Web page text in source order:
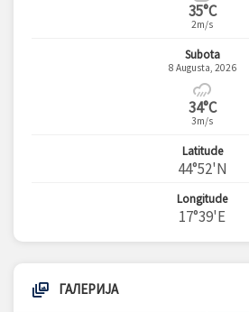
35°C
2m/s
Subota
8 Augusta, 2026
34°C
3m/s
Latitude
44°52'N
Longitude
17°39'E
ГАЛЕРИЈА